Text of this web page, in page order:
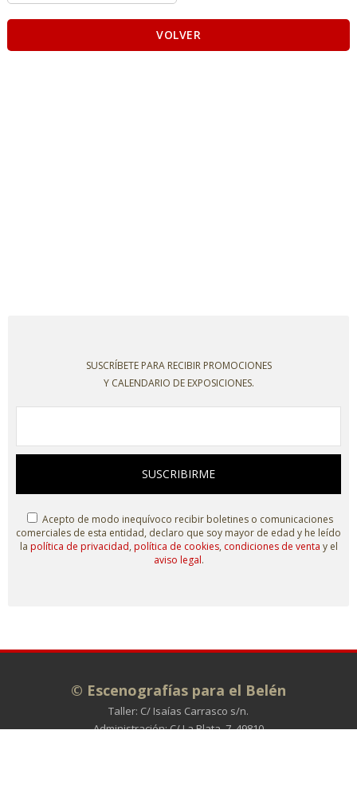
VOLVER
SUSCRÍBETE PARA RECIBIR PROMOCIONES
Y CALENDARIO DE EXPOSICIONES.
SUSCRIBIRME
Acepto de modo inequívoco recibir boletines o comunicaciones
comerciales de esta entidad, declaro que soy mayor de edad y he leído
la política de privacidad, política de cookies, condiciones de venta y el
aviso legal.
© Escenografías para el Belén
Taller: C/ Isaías Carrasco s/n.
Administración: C/ La Plata, 7. 49810